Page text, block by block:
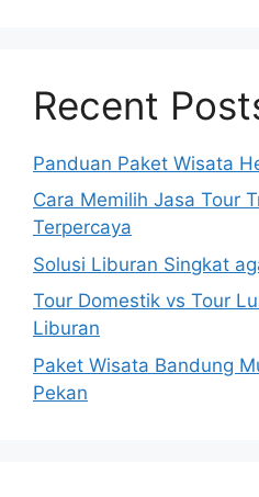
Recent
Panduan Paket Wisata
Cara Memilih Jasa Tour
Terpercaya
Solusi Liburan Singkat
Tour Domestik vs Tour
Liburan
Paket Wisata Bandung
Pekan